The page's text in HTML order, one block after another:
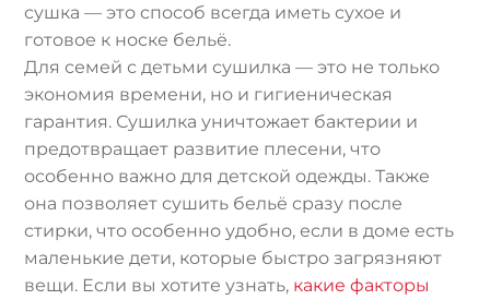
сушка — это способ всегда иметь сухое и
готовое к носке бельё.
Для семей с детьми сушилка — это не только
экономия времени, но и гигиеническая
гарантия. Сушилка уничтожает бактерии и
предотвращает развитие плесени, что
особенно важно для детской одежды. Также
она позволяет сушить бельё сразу после
стирки, что особенно удобно, если в доме есть
маленькие дети, которые быстро загрязняют
вещи. Если вы хотите узнать, какие факторы